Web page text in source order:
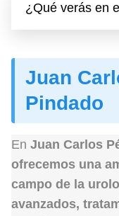
¿Qué verás en
Juan
Pindado
En Juan Carlos
ofrecemos una
campo de la
avanzados,